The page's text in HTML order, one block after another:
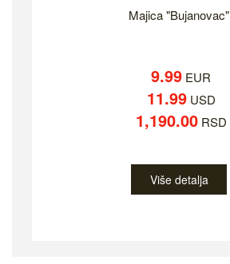
Majica "Bujanovac"
9.99 EUR
11.99USD
1,190.00RSD
Više detalja